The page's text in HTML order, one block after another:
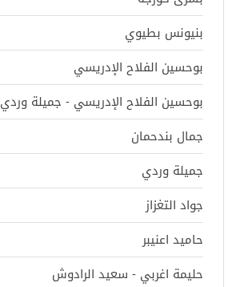
بنيونس بطيوي
بوحسين الفلاح الإدريسي
بوحسين الفلاح الإدريسي - جميلة وردي
جمال بندحمان
جميلة وردي
جواد التغزاز
حاميد اعنيبر
حليمة اغربي - سعيد الرادوش